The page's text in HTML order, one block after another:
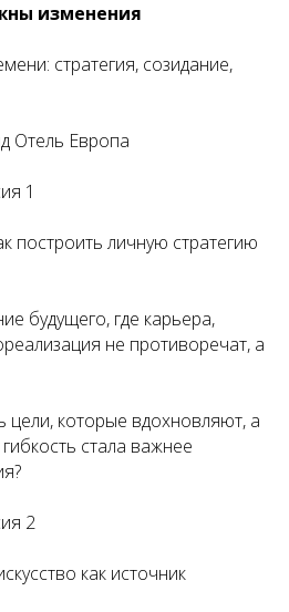
изменения
стратегия, созидание,
Отель Европа
1
построить личную стратегию
будущего, где карьера,
не противоречат, а
цели, которые вдохновляют, а
стала важнее
2
как источник